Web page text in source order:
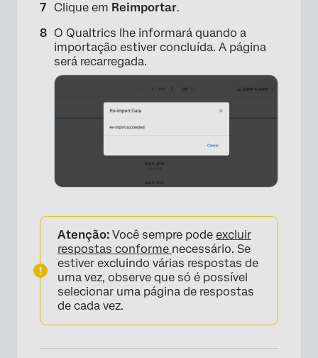
Clique em Reimportar.
O Qualtrics lhe informará quando a
importação estiver concluída. A página
será recarregada.
Atenção: Você sempre pode excluir
respostas conforme necessário. Se
estiver excluindo várias respostas de
uma vez, observe que só é possível
selecionar uma página de respostas
de cada vez.